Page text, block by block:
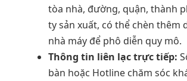
tòa nhà, đường, quận, thành
ty sản xuất, có thể chèn thêm
nhà máy để phô diễn quy mô.
Thông tin liên lạc trực tiếp:
bàn hoặc Hotline chăm sóc